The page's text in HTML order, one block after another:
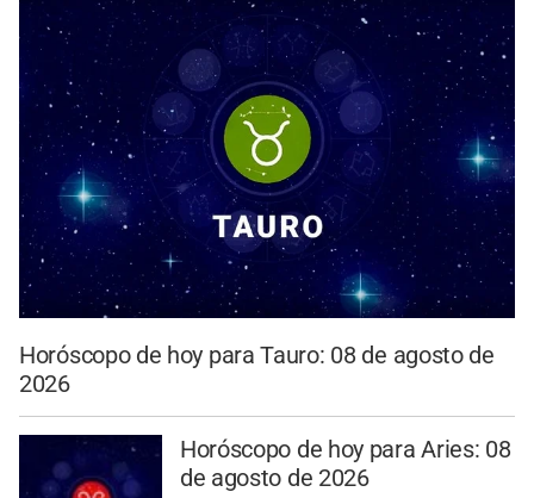
Horóscopo de hoy para Tauro: 08 de agosto de
2026
Horóscopo de hoy para Aries: 08
de agosto de 2026